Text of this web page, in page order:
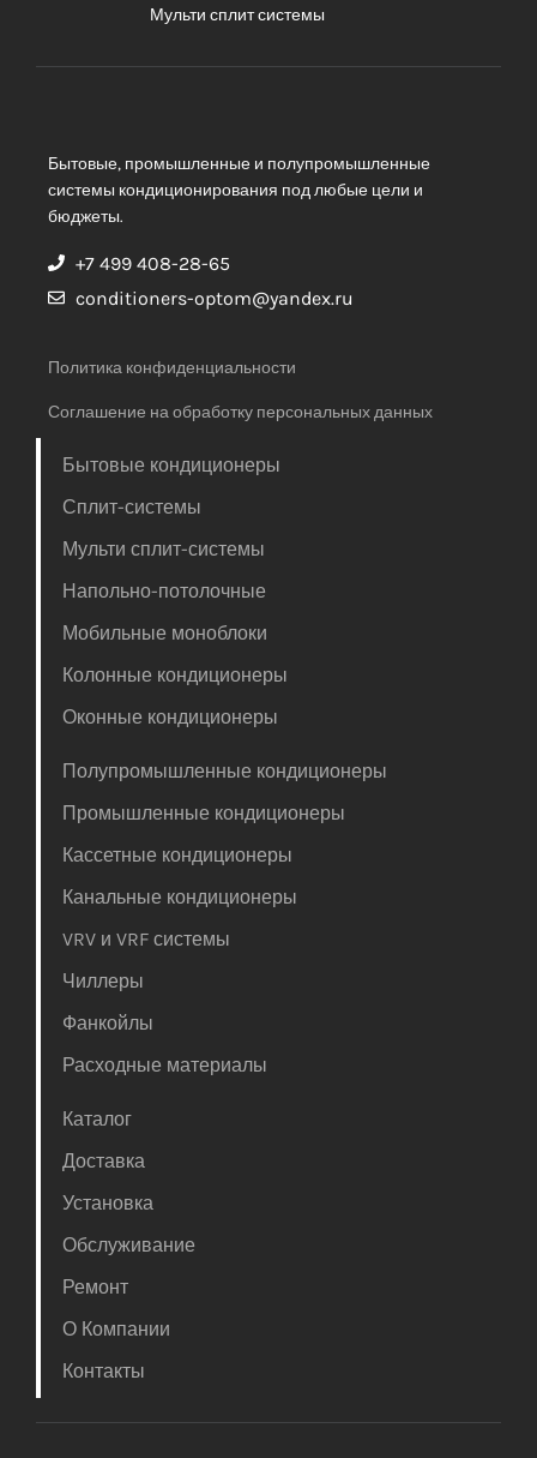
Мульти сплит системы
Бытовые, промышленные и полупромышленные
системы кондиционирования под любые цели и
бюджеты.
+7 499 408-28-65
conditioners-optom@yandex.ru
Политика конфиденциальности
Соглашение на обработку персональных данных
Бытовые кондиционеры
Сплит-системы
Мульти сплит-системы
Напольно-потолочные
Мобильные моноблоки
Колонные кондиционеры
Оконные кондиционеры
Полупромышленные кондиционеры
Промышленные кондиционеры
Кассетные кондиционеры
Канальные кондиционеры
VRV и VRF системы
Чиллеры
Фанкойлы
Расходные материалы
Каталог
Доставка
Установка
Обслуживание
Ремонт
О Компании
Контакты